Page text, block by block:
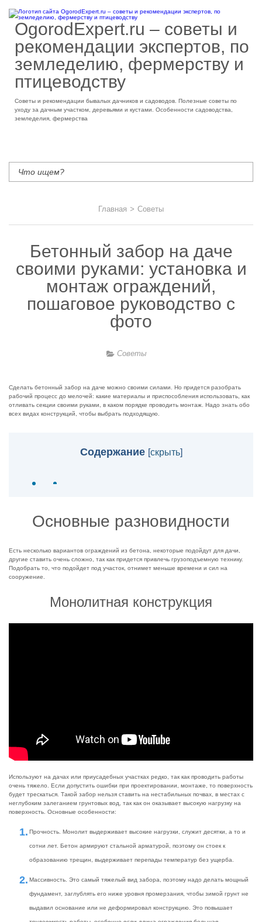
OgorodExpert.ru – cоветы и
рекомендации экспертов, по
земледелию, фермерству и
птицеводству
Советы и рекомендации бывалых дачников и садоводов. Полезные советы по
уходу за дачным участком, деревьями и кустами. Особенности садоводства,
земледелия, фермерства
Главная > Советы
Бетонный забор на даче
своими руками: установка и
монтаж ограждений,
пошаговое руководство с
фото
Советы
Сделать бетонный забор на даче можно своими силами. Но придется разобрать
рабочий процесс до мелочей: какие материалы и приспособления использовать, как
отливать секции своими руками, в каком порядке проводить монтаж. Надо знать обо
всех видах конструкций, чтобы выбрать подходящую.
Содержание [скрыть]
Основные разновидности
Есть несколько вариантов ограждений из бетона, некоторые подойдут для дачи,
другие ставить очень сложно, так как придется привлечь грузоподъемную технику.
Подобрать то, что подойдет под участок, отнимет меньше времени и сил на
сооружение.
Монолитная конструкция
Используют на дачах или приусадебных участках редко, так как проводить работы
очень тяжело. Если допустить ошибки при проектировании, монтаже, то поверхность
будет трескаться. Такой забор нельзя ставить на нестабильных почвах, в местах с
неглубоким залеганием грунтовых вод, так как он оказывает высокую нагрузку на
поверхность. Основные особенности:
Прочность. Монолит выдерживает высокие нагрузки, служит десятки, а то и
сотни лет. Бетон армируют стальной арматурой, поэтому он стоек к
образованию трещин, выдерживает перепады температур без ущерба.
Массивность. Это самый тяжелый вид забора, поэтому надо делать мощный
фундамент, заглублять его ниже уровня промерзания, чтобы зимой грунт не
выдавил основание или не деформировал конструкцию. Это повышает